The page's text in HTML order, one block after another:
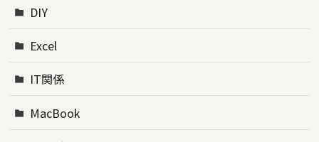
DIY
Excel
IT関係
MacBook